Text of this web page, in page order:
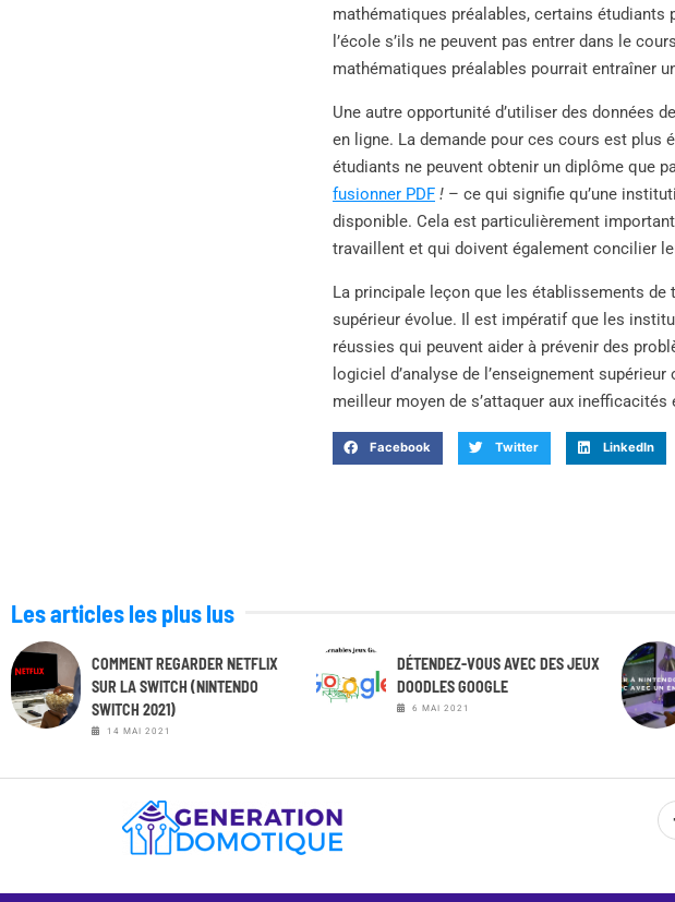
mathématiques préalables, certains étudiants
l’école s’ils ne peuvent pas entrer dans le
mathématiques préalables pourrait entraîner
Une autre opportunité d’utiliser des données
en ligne. La demande pour ces cours est plus
étudiants ne peuvent obtenir un diplôme que
fusionner PDF ! – ce qui signifie qu’une
disponible. Cela est particulièrement
travaillent et qui doivent également concilier
La principale leçon que les établissements de
supérieur évolue. Il est impératif que les
réussies qui peuvent aider à prévenir des
logiciel d’analyse de l’enseignement
meilleur moyen de s’attaquer aux
Facebook Twitter LinkedIn
Les articles les plus lus
COMMENT REGARDER NETFLIX
SUR LA SWITCH (NINTENDO
SWITCH 2021)
14 MAI 2021
DÉTENDEZ-VOUS AVEC DES JEUX
DOODLES GOOGLE
6 MAI 2021